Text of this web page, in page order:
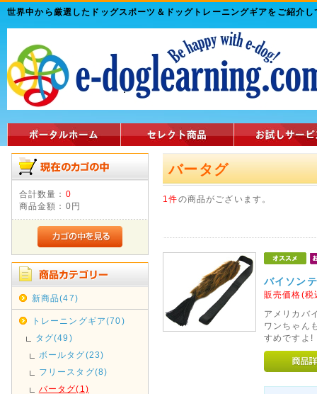
世界中から厳選したドッグスポーツ＆ドッグトレーニングギアをご紹介
合計数量： 0
商品金額： 0円
新商品(47)
トレーニングギア(70)
タグ(49)
ボールタグ(23)
フリースタグ(8)
バータグ(1)
バータグ
1件の商品がございます。
バイソン
販売価格(
アメリカバ
ワンちゃん
すめですよ!